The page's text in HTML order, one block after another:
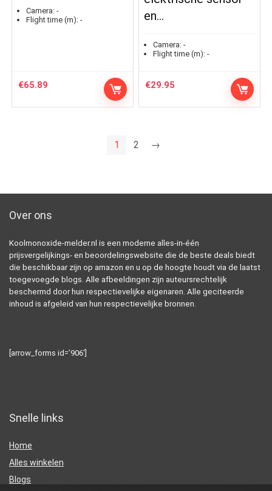
Camera: -
Flight time (m): -
€65.89
en…
Camera: -
Flight time (m): -
€29.95
1 2 →
Over ons
Koolmonoxide-melder.nl is een moderne alles-in-één
prijsvergelijkings- en beoordelingswebsite die de beste deals biedt
die beschikbaar zijn op amazon en u op de hoogte houdt via de laatst
toegevoegde blogs. Alle afbeeldingen zijn auteursrechtelijk
beschermd door hun respectievelijke eigenaren. Alle geciteerde
inhoud is afgeleid van hun respectievelijke bronnen.
[arrow_forms id=’906′]
Snelle links
Home
Alles winkelen
Blogs